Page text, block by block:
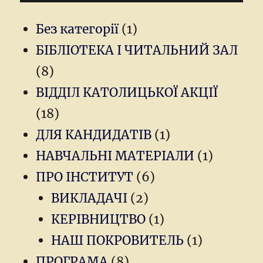
Без категорії(1)
БІБЛІОТЕКА І ЧИТАЛЬНИЙ ЗАЛ
(8)
ВІДДІЛ КАТОЛИЦЬКОЇ АКЦІЇ
(18)
ДЛЯ КАНДИДАТІВ(1)
НАВЧАЛЬНІ МАТЕРІАЛИ (1)
ПРО ІНСТИТУТ (6)
ВИКЛАДАЧІ(2)
КЕРІВНИЦТВО(1)
НАШ ПОКРОВИТЕЛЬ (1)